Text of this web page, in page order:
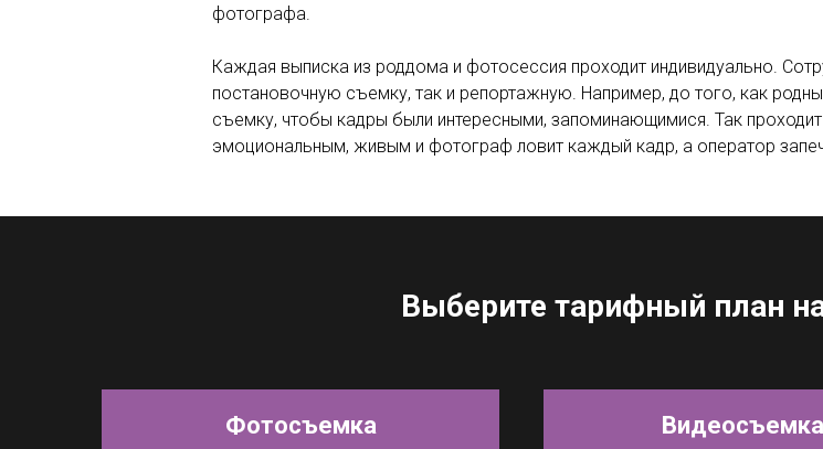
фотографа.
Каждая выписка из роддома и фотосессия проходит индивидуально.
постановочную съемку, так и репортажную. Например, до того, как
съемку, чтобы кадры были интересными, запоминающимися. Так
эмоциональным, живым и фотограф ловит каждый кадр, а оператор
Выберите тарифный план
Фотосъемка Видеосъемка